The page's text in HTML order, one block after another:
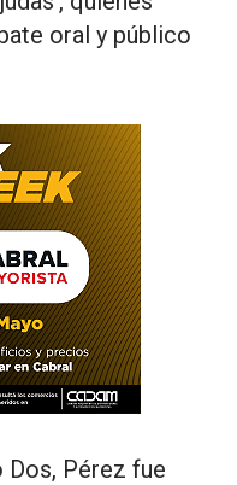
oral y público
Dos, Pérez fue